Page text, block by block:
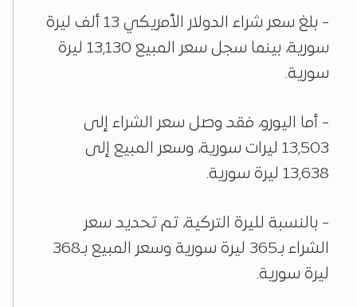
- بلغ سعر شراء الدولار الأمريكي 13 ألف ليرة
سورية، بينما سجل سعر المبيع 13,130 ليرة
سورية.
- أما اليورو، فقد وصل سعر الشراء إلى
13,503 ليرات سورية، وسعر المبيع إلى
13,638 ليرة سورية.
- بالنسبة لليرة التركية، تم تحديد سعر
الشراء بـ365 ليرة سورية وسعر المبيع بـ368
ليرة سورية.